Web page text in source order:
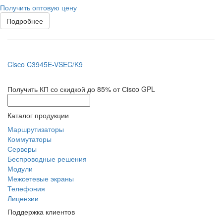
Получить оптовую цену
Подробнее
Cisco C3945E-VSEC/K9
Получить КП со скидкой до 85% от Сisco GPL
Каталог продукции
Маршрутизаторы
Коммутаторы
Серверы
Беспроводные решения
Модули
Межсетевые экраны
Телефония
Лицензии
Поддержка клиентов